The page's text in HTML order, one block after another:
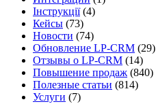
Інструкції(4)
Кейсы (73)
Новости (74)
Обновление LP-CRM (29)
Отзывы о LP-CRM (14)
Повышение продаж (840)
Полезные статьи (814)
Услуги (7)